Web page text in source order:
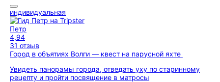
индивидуальная
Петр
4,94
31 отзыв
Город в объятиях Волги — квест на парусной яхте
Увидеть панорамы города, отведать уху по старинному
рецепту и пройти посвящение в матросы